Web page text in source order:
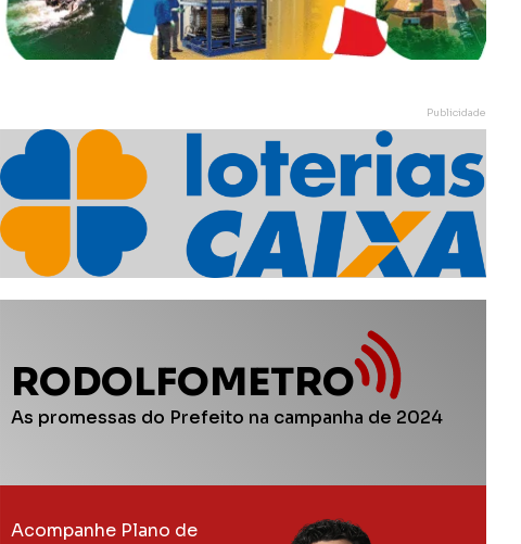
Publicidade
RODOLFOMETRO
As promessas do Prefeito na campanha de 2024
Acompanhe Plano de